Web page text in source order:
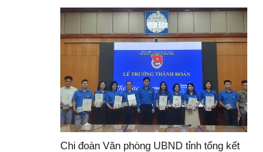
Chí Minh
Chi đoàn Văn phòng UBND tỉnh tổng kết